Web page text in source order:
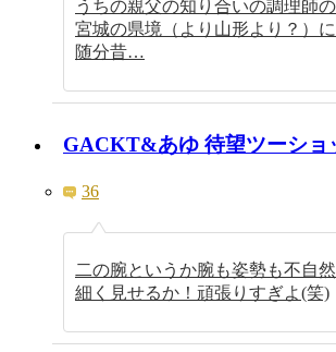
うちの親父の知り合いの調理師
宮城の県境（より山形より？）
随分昔…
GACKT&あゆ 待望ツーショ
36
二の腕というか腕も姿勢も不自
細く見せるか！頑張りすぎよ(笑)